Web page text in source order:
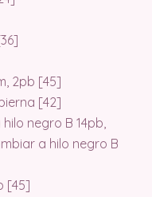
2pb [45]
[42]
negro B 14pb,
a hilo negro B
[45]